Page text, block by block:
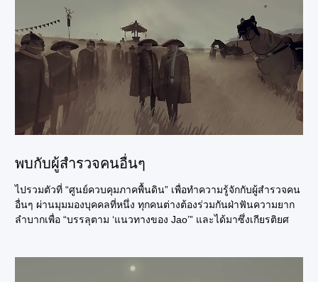
พบกับผู้สำรวจคนอื่นๆ
ไปรวมตัวที่ “ศูนย์ควบคุมภาคพื้นดิน” เพื่อทำความรู้จักกับผู้สำรวจคน
อื่นๆ ผ่านมุมมองบุคคลที่หนึ่ง ทุกคนต่างต้องร่วมกันฝ่าฟันความยาก
ลำบากเพื่อ “บรรลุตาม ‘แนวทางของ Jao’” และได้มาซึ่งเกียรติยศ